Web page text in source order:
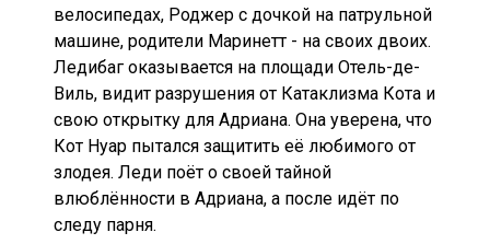
велосипедах, Роджер с дочкой на патрульной
машине, родители Маринетт - на своих двоих.
Ледибаг оказывается на площади Отель-де-
Виль, видит разрушения от Катаклизма Кота и
свою открытку для Адриана. Она уверена, что
Кот Нуар пытался защитить её любимого от
злодея. Леди поёт о своей тайной
влюблённости в Адриана, а после идёт по
следу парня.